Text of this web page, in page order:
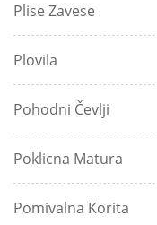
Plise Zavese
Plovila
Pohodni Čevlji
Poklicna Matura
Pomivalna Korita